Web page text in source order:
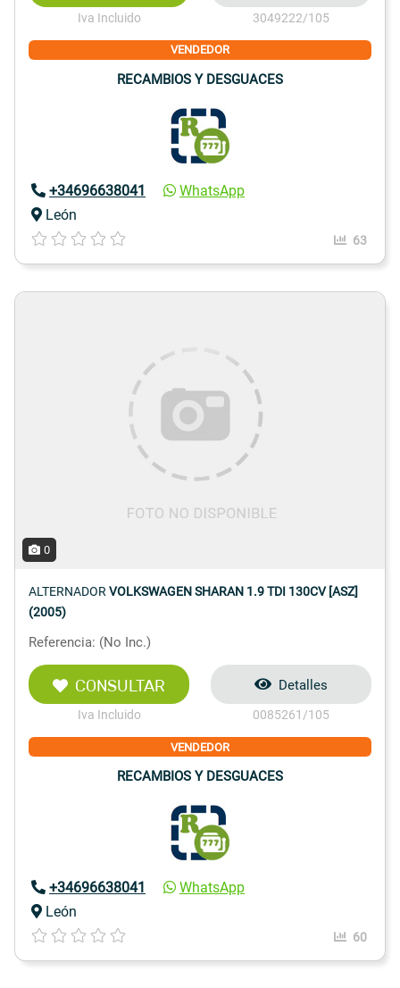
Iva Incluido 3049222/105
VENDEDOR
RECAMBIOS Y DESGUACES
+34696638041
WhatsApp
León
63
0
ALTERNADOR VOLKSWAGEN SHARAN 1.9 TDI 130CV [ASZ]
(2005)
Referencia: (No Inc.)
CONSULTAR
Iva Incluido
Detalles
0085261/105
VENDEDOR
RECAMBIOS Y DESGUACES
+34696638041
WhatsApp
León
60